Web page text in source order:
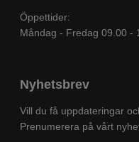
Öppettider:
Måndag - Fredag 09.00 -
Nyhetsbrev
Vill du få uppdateringar
Prenumerera på vårt